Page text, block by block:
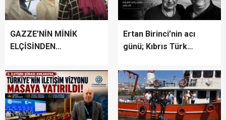
GAZZE’NİN MİNİK
ELÇİSİNDEN
DUYGUSAL MESAJ:
“BURASI BENİM İKİNCİ
EVİM”
Ertan Birinci’nin acı
günü; Kıbrıs Türk
çınarı vefat etti